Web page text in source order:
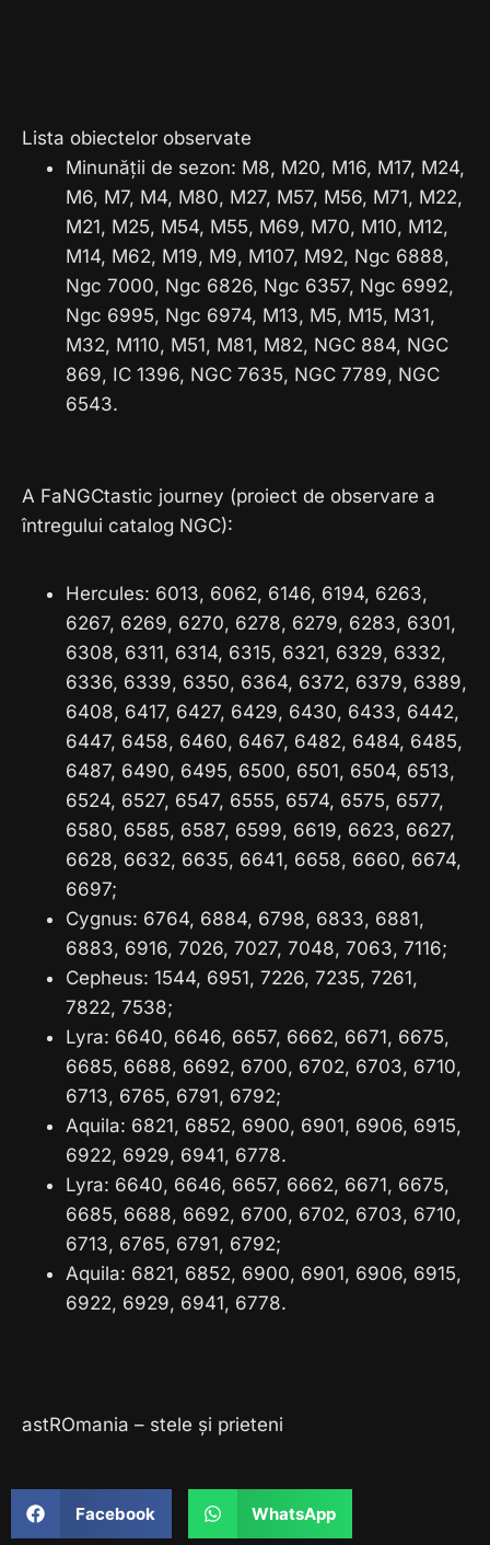
Lista obiectelor observate
Minunății de sezon: M8, M20, M16, M17, M24,
M6, M7, M4, M80, M27, M57, M56, M71, M22,
M21, M25, M54, M55, M69, M70, M10, M12,
M14, M62, M19, M9, M107, M92, Ngc 6888,
Ngc 7000, Ngc 6826, Ngc 6357, Ngc 6992,
Ngc 6995, Ngc 6974, M13, M5, M15, M31,
M32, M110, M51, M81, M82, NGC 884, NGC
869, IC 1396, NGC 7635, NGC 7789, NGC
6543.
A FaNGCtastic journey (proiect de observare a
întregului catalog NGC):
Hercules: 6013, 6062, 6146, 6194, 6263,
6267, 6269, 6270, 6278, 6279, 6283, 6301,
6308, 6311, 6314, 6315, 6321, 6329, 6332,
6336, 6339, 6350, 6364, 6372, 6379, 6389,
6408, 6417, 6427, 6429, 6430, 6433, 6442,
6447, 6458, 6460, 6467, 6482, 6484, 6485,
6487, 6490, 6495, 6500, 6501, 6504, 6513,
6524, 6527, 6547, 6555, 6574, 6575, 6577,
6580, 6585, 6587, 6599, 6619, 6623, 6627,
6628, 6632, 6635, 6641, 6658, 6660, 6674,
6697;
Cygnus: 6764, 6884, 6798, 6833, 6881,
6883, 6916, 7026, 7027, 7048, 7063, 7116;
Cepheus: 1544, 6951, 7226, 7235, 7261,
7822, 7538;
Lyra: 6640, 6646, 6657, 6662, 6671, 6675,
6685, 6688, 6692, 6700, 6702, 6703, 6710,
6713, 6765, 6791, 6792;
Aquila: 6821, 6852, 6900, 6901, 6906, 6915,
6922, 6929, 6941, 6778.
Lyra: 6640, 6646, 6657, 6662, 6671, 6675,
6685, 6688, 6692, 6700, 6702, 6703, 6710,
6713, 6765, 6791, 6792;
Aquila: 6821, 6852, 6900, 6901, 6906, 6915,
6922, 6929, 6941, 6778.
astROmania – stele și prieteni
Facebook WhatsApp